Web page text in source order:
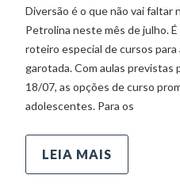
Diversão é o que não vai faltar
Petrolina neste mês de julho.
roteiro especial de cursos
garotada. Com aulas previstas
18/07, as opções de curso
adolescentes. Para os
LEIA MAIS